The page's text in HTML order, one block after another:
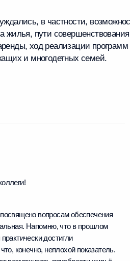
в частности,
жилья, пути
ход реализации
и многодетных семей.
вопросам обеспечения
Напомню, что в прошлом
достигли
конечно, неплохой показатель.